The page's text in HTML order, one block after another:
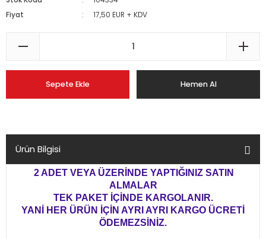
Fiyat
17,50 EUR + KDV
Sepete Ekle Hemen Al
Ürün Bilgisi
2 ADET VEYA ÜZERİNDE YAPTIĞINIZ SATIN
ALMALAR
TEK PAKET İÇİNDE KARGOLANIR.
YANİ HER ÜRÜN İÇİN AYRI AYRI KARGO ÜCRETİ
ÖDEMEZSİNİZ.